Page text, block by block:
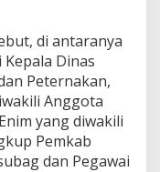
di antaranya
Dinas
Peternakan,
Anggota
yang diwakili
Pemkab
dan Pegawai